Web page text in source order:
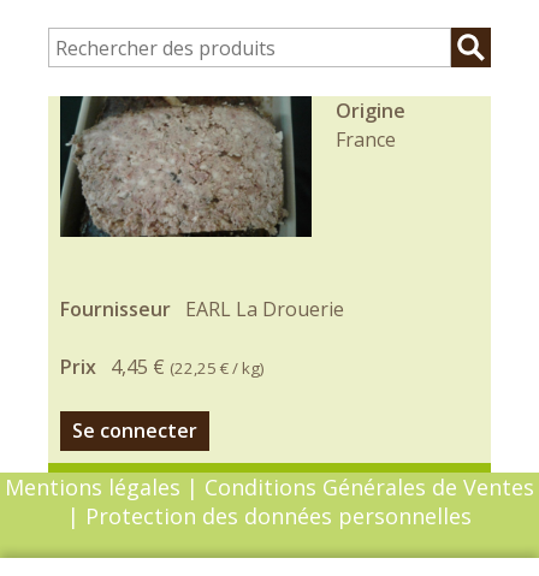
Origine
France
Fournisseur EARL La Drouerie
Prix 4,45 € (22,25 €/ kg)
Se connecter
Mentions légales | Conditions Générales de Ventes
| Protection des données personnelles